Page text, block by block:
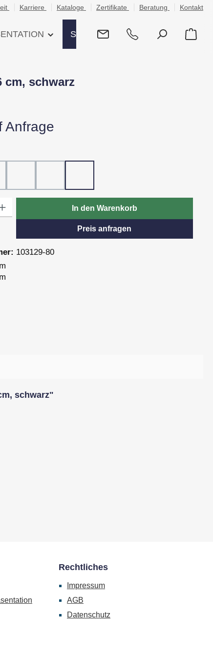
Karriere Kataloge Zertifikate Beratung Kontakt
SHOP
cm, schwarz
Anfrage
In den Warenkorb
Preis anfragen
103129-80
schwarz"
Rechtliches
Impressum
AGB
Datenschutz